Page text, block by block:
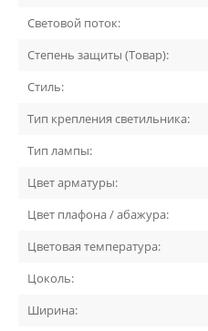
Световой поток:
Степень защиты (Товар):
Стиль:
Тип крепления светильника:
Тип лампы:
Цвет арматуры:
Цвет плафона / абажура:
Цветовая температура:
Цоколь:
Ширина: